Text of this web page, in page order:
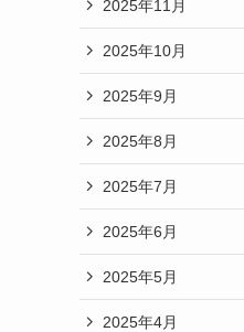
2025年11月
2025年10月
2025年9月
2025年8月
2025年7月
2025年6月
2025年5月
2025年4月